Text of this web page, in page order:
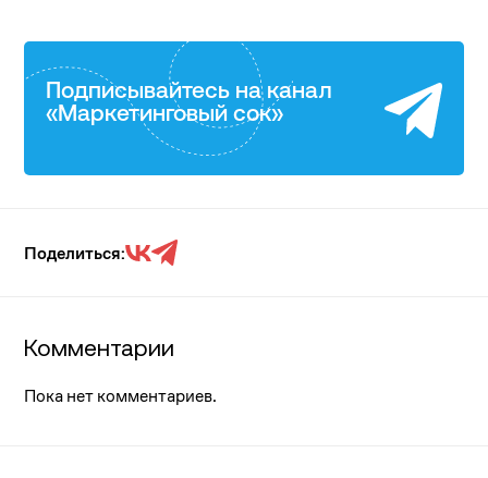
Подписывайтесь на канал
«Маркетинговый сок»
Поделиться:
Комментарии
Пока нет комментариев.